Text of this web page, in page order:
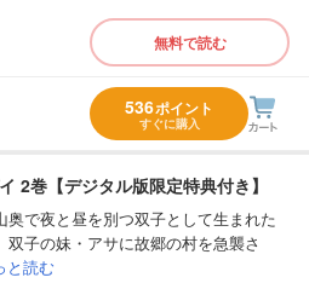
無料で読む
536ポイント
すぐに購入
2巻【デジタル版限定特典付き】
奥で夜と昼を別つ双子として生まれた
双子の妹・アサに故郷の村を急襲さ
と読む